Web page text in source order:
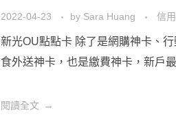
2022-04-23 by Sara Huang 信
新光OU點點卡 除了是網購神卡、
食外送神卡，也是繳費神卡，新戶
閱讀全文